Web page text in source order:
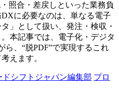
照合・差戻しといった業務負
に必要なのは、単なる電子
」として扱い、発注・検収・
本記事では、電子化・デジタ
ら、“脱PDF”で実現するこれ
えます。
ドシフトジャパン編集部 プロ